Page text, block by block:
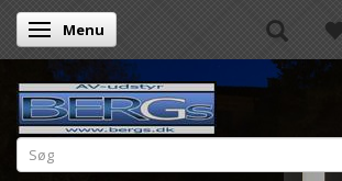
Skifte navigation
Menu